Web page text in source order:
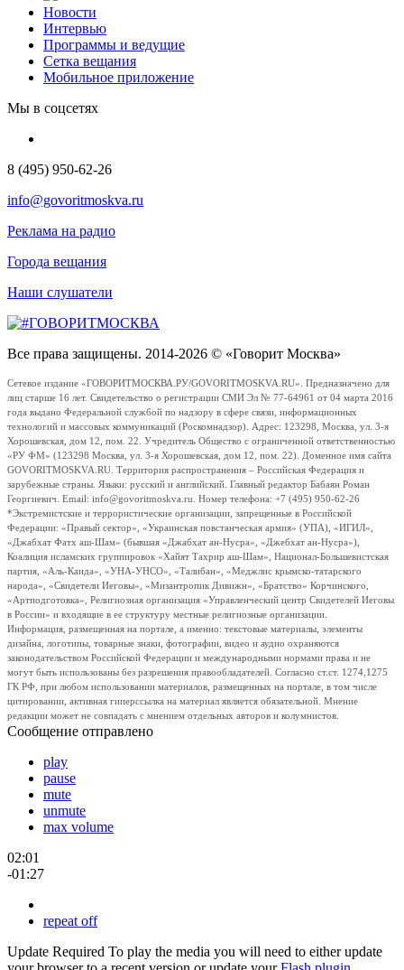
Новости
Интервью
Программы и ведущие
Сетка вещания
Мобильное приложение
Мы в соцсетях
8 (495) 950-62-26
info@govoritmoskva.ru
Реклама на радио
Города вещания
Наши слушатели
Все права защищены. 2014-2026 © «Говорит Москва»
Сетевое издание «ГОВОРИТМОСКВА.РУ/GOVORITMOSKVA.RU». Предназначено для
лиц старше 16 лет. Свидетельство о регистрации СМИ Эл № 77-64961 от 04 марта 2016
года выдано Федеральной службой по надзору в сфере связи, информационных
технологий и массовых коммуникаций (Роскомнадзор). Адрес: 123298, Москва, ул. 3-я
Хорошевская, дом 12, пом. 22. Учредитель Общество с ограниченной ответственностью
«РУ ФМ» (123298 Москва, ул. 3-я Хорошевская, дом 12, пом. 22). Доменное имя сайта
GOVORITMOSKVA.RU. Территория распространения – Российская Федерация и
зарубежные страны. Языки: русский и английский. Главный редактор Бабаян Роман
Георгиевич. Email: info@govoritmoskva.ru. Номер телефона: +7 (495) 950-62-26
*Экстремистские и террористические организации, запрещенные в Российской
Федерации: «Правый сектор», «Украинская повстанческая армия» (УПА), «ИГИЛ»,
«Джабхат Фатх аш-Шам» (бывшая «Джабхат ан-Нусра», «Джебхат ан-Нусра»),
Коалиция исламских группировок «Хайят Тахрир аш-Шам», Национал-Большевистская
партия, «Аль-Каида», «УНА-УНСО», «Талибан», «Меджлис крымско-татарского
народа», «Свидетели Иеговы», «Мизантропик Дивижн», «Братство» Корчинского,
«Артподготовка», Религиозная организация «Управленческий центр Свидетелей Иеговы
в России» и входящие в ее структуру местные религиозные организации.
Информация, размещенная на портале, а именно: текстовые материалы, элементы
дизайна, логотипы, товарные знаки, фотографии, видео и аудио охраняются
законодательством Российской Федерации и международными нормами права и не
могут быть использованы без разрешения правообладателей. Согласно ст.ст. 1274,1275
ГК РФ, при любом использовании материалов, размещенных на портале, в том числе
цитировании, активная гиперссылка на материал является обязательной. Мнение
редакции может не совпадать с мнением отдельных авторов и колумнистов.
Сообщение отправлено
play
pause
mute
unmute
max volume
02:01
-01:27
repeat off
Update Required To play the media you will need to either update